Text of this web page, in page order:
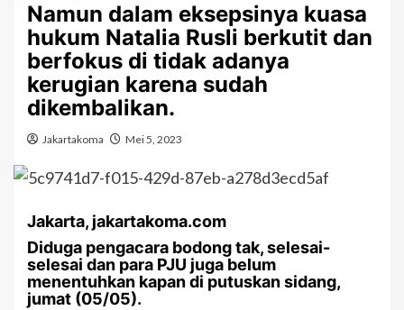
Namun dalam eksepsinya kuasa
hukum Natalia Rusli berkutit dan
berfokus di tidak adanya
kerugian karena sudah
dikembalikan.
Jakartakoma Mei 5, 2023
Jakarta, jakartakoma.com
Diduga pengacara bodong tak, selesai-
selesai dan para PJU juga belum
menentuhkan kapan di putuskan sidang,
jumat (05/05).